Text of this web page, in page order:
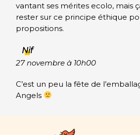
vantant ses mérites ecolo, mais
rester sur ce principe éthique
propositions.
Nif
27 novembre à 10h00
C’est un peu la fête de
Angels